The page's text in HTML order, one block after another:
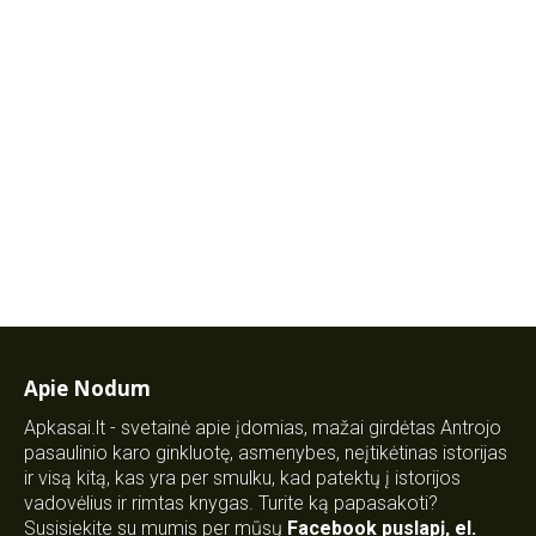
Apie Nodum
Apkasai.lt - svetainė apie įdomias, mažai girdėtas Antrojo
pasaulinio karo ginkluotę, asmenybes, neįtikėtinas istorijas
ir visą kitą, kas yra per smulku, kad patektų į istorijos
vadovėlius ir rimtas knygas. Turite ką papasakoti?
Susisiekite su mumis per mūsų Facebook puslapį, el.